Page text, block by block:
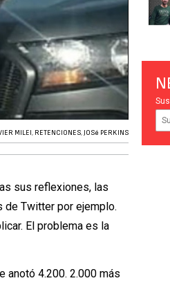
MILEI, RETENCIONES,JOSé PERKINS
sus reflexiones, las
de Twitter por ejemplo.
El problema es la
anotó 4.200. 2.000 más